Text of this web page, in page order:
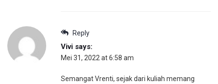
Reply
Vivi says:
Mei 31, 2022 at 6:58 am
Semangat Vrenti, sejak dari kuliah memang